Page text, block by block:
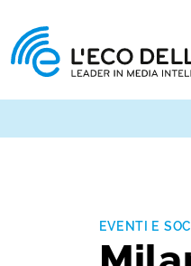
EVENTI E